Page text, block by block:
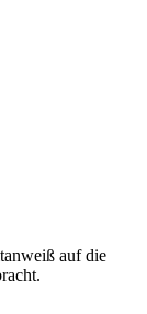
auf die